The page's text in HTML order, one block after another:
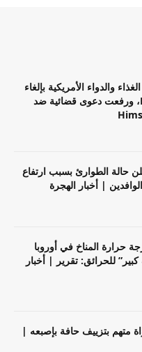
والدواء الأمريكية بإلغاء
عقار Duchenne، ورفعت دعوى قضائية ضد
حالة الطوارئ بسبب ارتفاع
| أخبار الهجرة
حرارة المناخ في أوروبا
للحرائق: تقرير | أخبار
متهم بتزييف حافة بإصبعه |